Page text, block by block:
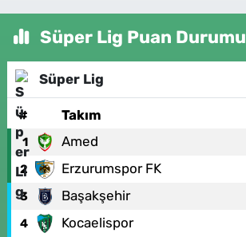
Süper Lig Puan Durumu
Süper Lig
# Takım
1 Amed
2 Erzurumspor FK
3 Başakşehir
4 Kocaelispor